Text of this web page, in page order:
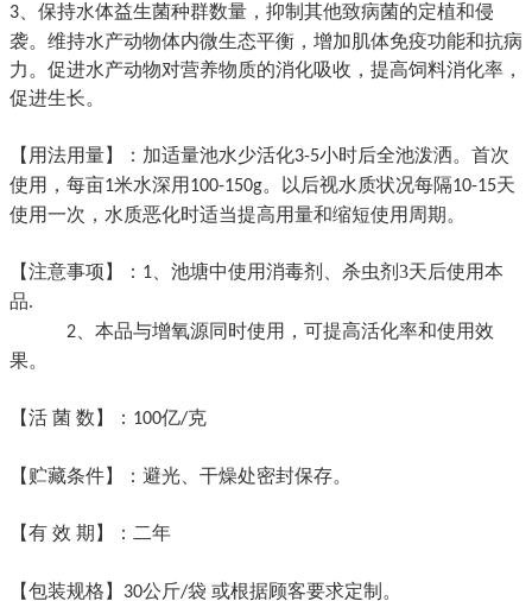
3、保持水体益生菌种群数量，抑制其他致病菌的定植和侵
袭。维持水产动物体内微生态平衡，增加肌体免疫功能和抗病
力。促进水产动物对营养物质的消化吸收，提高饲料消化率，
促进生长。
【用法用量】：加适量池水少活化3-5小时后全池泼洒。首次
使用，每亩1米水深用 100-150g。以后视水质状况每隔10-15天
使用一次，水质恶化时适当提高用量和缩短使用周期。
【注意事项】： 1、池塘中使用消毒剂、杀虫剂 3天后使用本
品.
2、本品与增氧源同时使用，可提高活化率和使用效
果。
【活 菌 数】： 100亿/克
【贮藏条件】：避光、干燥处密封保存。
【有 效 期】：二年
【包装规格】 30公斤/袋 或根据顾客要求定制。